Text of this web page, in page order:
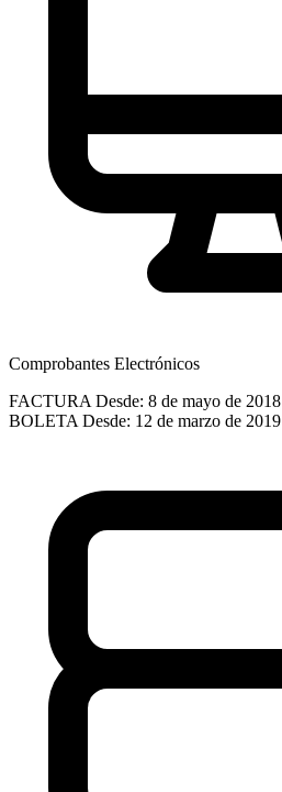
Comprobantes Electrónicos
FACTURA Desde: 8 de mayo de 2018
BOLETA Desde: 12 de marzo de 2019